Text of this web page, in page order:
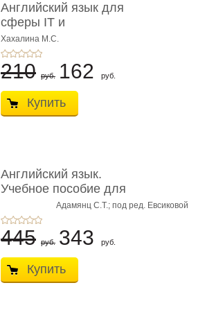
Английский язык для
сферы IT и
программистов. У� ...
Хахалина М.С.
210 руб. 162 руб.
Купить
Английский язык.
Учебное пособие для
работы с � ...
Адамянц Т.В.,
Адамянц С.Т.; под ред. Евсиковой
445 руб. 343 руб.
Купить